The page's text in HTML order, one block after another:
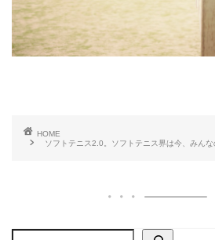
HOME
ソフトテニス2.0。ソフトテニス界は今、みんな